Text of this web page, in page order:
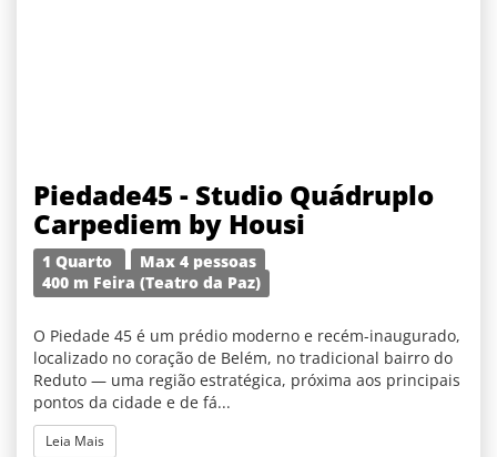
Piedade45 - Studio Quádruplo
Carpediem by Housi
1 Quarto
Max 4 pessoas
400 m Feira (Teatro da Paz)
O Piedade 45 é um prédio moderno e recém-inaugurado,
localizado no coração de Belém, no tradicional bairro do
Reduto — uma região estratégica, próxima aos principais
pontos da cidade e de fá...
Leia Mais